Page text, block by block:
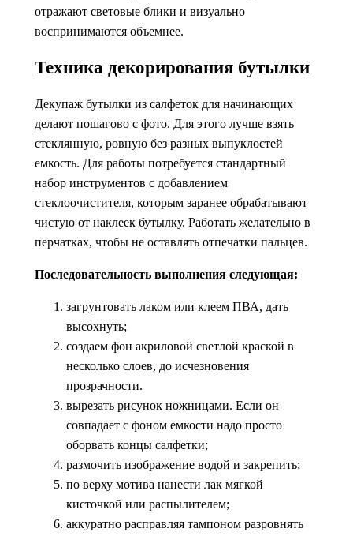
отражают световые блики и визуально
воспринимаются объемнее.
Техника декорирования бутылки
Декупаж бутылки из салфеток для начинающих
делают пошагово с фото. Для этого лучше взять
стеклянную, ровную без разных выпуклостей
емкость. Для работы потребуется стандартный
набор инструментов с добавлением
стеклоочистителя, которым заранее обрабатывают
чистую от наклеек бутылку. Работать желательно в
перчатках, чтобы не оставлять отпечатки пальцев.
Последовательность выполнения следующая:
загрунтовать лаком или клеем ПВА, дать
высохнуть;
создаем фон акриловой светлой краской в
несколько слоев, до исчезновения
прозрачности.
вырезать рисунок ножницами. Если он
совпадает с фоном емкости надо просто
оборвать концы салфетки;
размочить изображение водой и закрепить;
по верху мотива нанести лак мягкой
кисточкой или распылителем;
аккуратно расправляя тампоном разровнять